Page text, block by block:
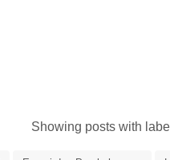
Showing posts with label